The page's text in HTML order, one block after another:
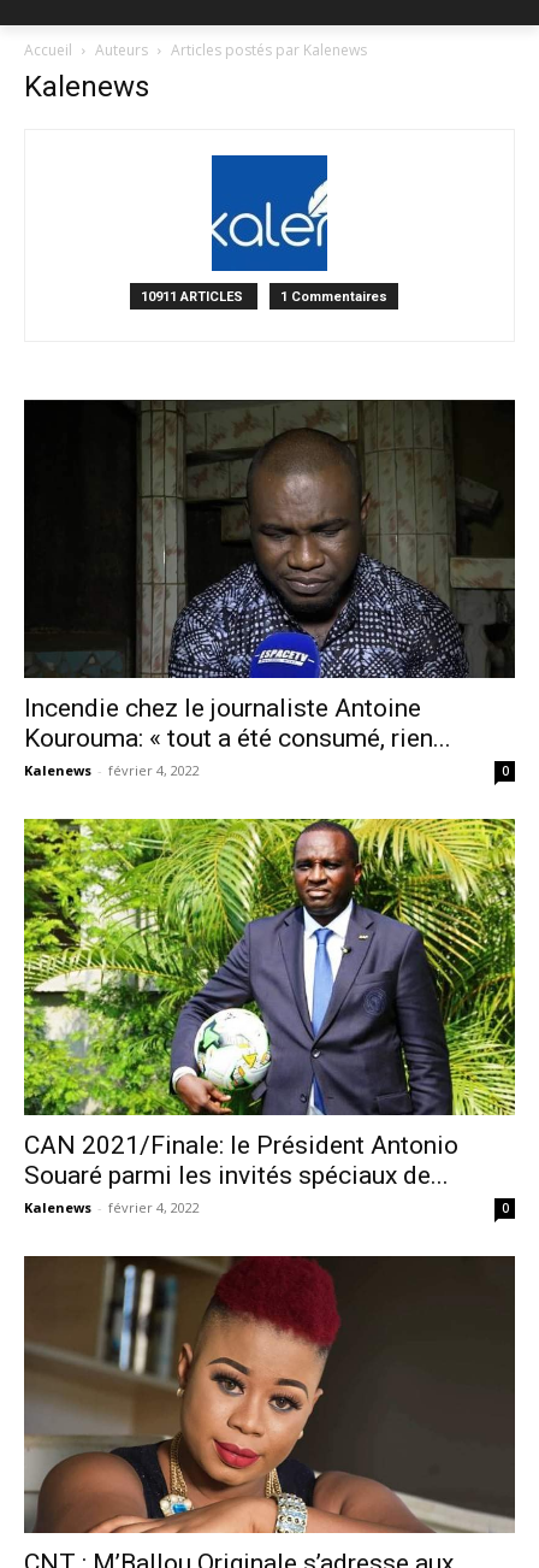
Accueil Auteurs Articles postés par Kalenews
Kalenews
10911 ARTICLES 1 Commentaires
Incendie chez le journaliste Antoine
Kourouma: « tout a été consumé, rien...
Kalenews - février 4, 2022 0
CAN 2021/Finale: le Président Antonio
Souaré parmi les invités spéciaux de...
Kalenews - février 4, 2022 0